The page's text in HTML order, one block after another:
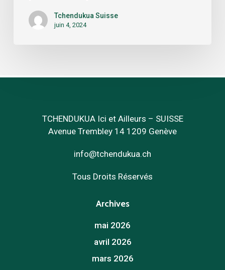
presse
Tchendukua Suisse
juin 4, 2024
TCHENDUKUA Ici et Ailleurs – SUISSE
Avenue Trembley 14 1209 Genève
info@tchendukua.ch
Tous Droits Réservés
Archives
mai 2026
avril 2026
mars 2026